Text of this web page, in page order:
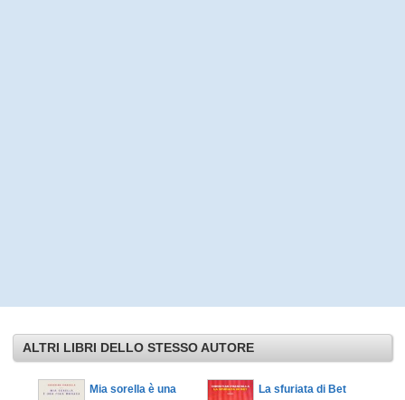
ALTRI LIBRI DELLO STESSO AUTORE
Mia sorella è una
La sfuriata di Bet